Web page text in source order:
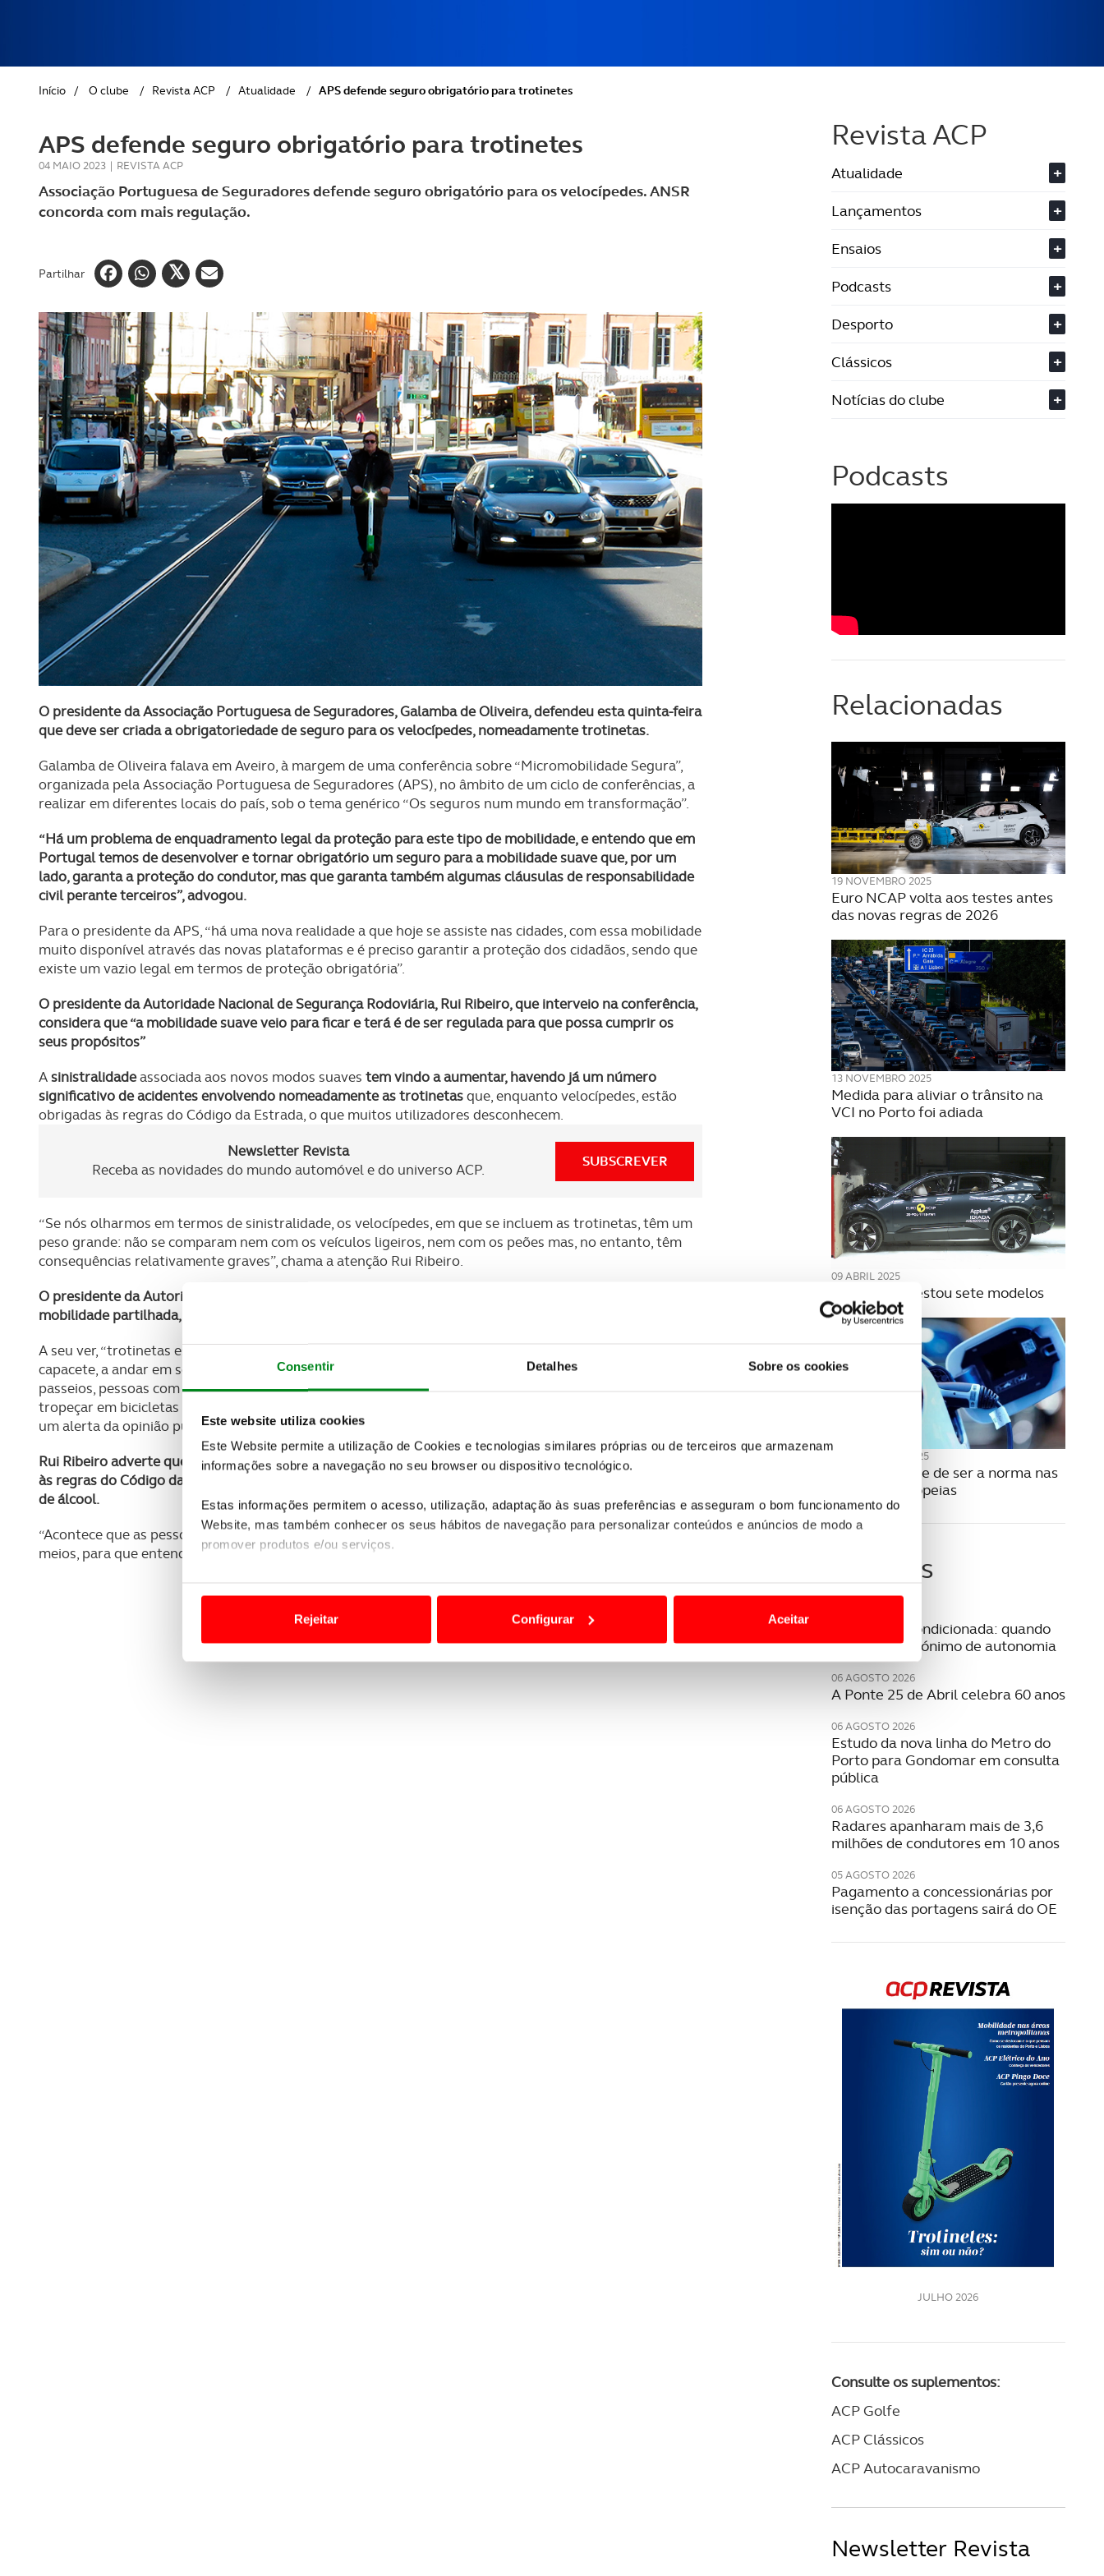
Consentir Detalhes Sobre os cookies
Este website utiliza cookies
Este Website permite a utilização de Cookies e tecnologias similares próprias ou de terceiros que armazenam
informações sobre a navegação no seu browser ou dispositivo tecnológico.
Estas informações permitem o acesso, utilização, adaptação às suas preferências e asseguram o bom funcionamento do
Website, mas também conhecer os seus hábitos de navegação para personalizar conteúdos e anúncios de modo a
promover produtos e/ou serviços.
Usamos cookies para melhorar a sua experiência digital, personalizar conteúdos e anúncios, para lhe proporcionar
funcionalidades de redes sociais, bem como para analisar dados de navegação no nosso website.
Adicionalmente partilhamos informação, relativa à sua utilização do nosso site de publicidade e de análise, com parceiros
Realçamos que o bloqueio de certo tipo de Cookies e tecnologias similares pode ter impacto na sua experiência de
Rejeitar Configurar Aceitar
GOLFE
AUTOCARAVANISMO
Início / O clube / Revista ACP / Atualidade / APS defende seguro obrigatório para trotinetes
APS defende seguro obrigatório para trotinetes
04 MAIO 2023 | REVISTA ACP
Associação Portuguesa de Seguradores defende seguro obrigatório para os velocípedes. ANSR
concorda com mais regulação.
Partilhar
O presidente da Associação Portuguesa de Seguradores, Galamba de Oliveira, defendeu esta quinta-feira
que deve ser criada a obrigatoriedade de seguro para os velocípedes, nomeadamente trotinetas.
Galamba de Oliveira falava em Aveiro, à margem de uma conferência sobre “Micromobilidade Segura”,
organizada pela Associação Portuguesa de Seguradores (APS), no âmbito de um ciclo de conferências, a
realizar em diferentes locais do país, sob o tema genérico “Os seguros num mundo em transformação”.
“Há um problema de enquadramento legal da proteção para este tipo de mobilidade, e entendo que em
Portugal temos de desenvolver e tornar obrigatório um seguro para a mobilidade suave que, por um
lado, garanta a proteção do condutor, mas que garanta também algumas cláusulas de responsabilidade
civil perante terceiros”, advogou.
Para o presidente da APS, “há uma nova realidade a que hoje se assiste nas cidades, com essa mobilidade
muito disponível através das novas plataformas e é preciso garantir a proteção dos cidadãos, sendo que
existe um vazio legal em termos de proteção obrigatória”.
O presidente da Autoridade Nacional de Segurança Rodoviária, Rui Ribeiro, que interveio na conferência,
considera que “a mobilidade suave veio para ficar e terá é de ser regulada para que possa cumprir os
seus propósitos”
Asinistralidadeassociada aos novos modos suaves tem vindo a aumentar, havendo já um número
significativo de acidentes envolvendo nomeadamente as trotinetasque, enquanto velocípedes, estão
obrigadas às regras do Código da Estrada, o que muitos utilizadores desconhecem.
Newsletter Revista
Receba as novidades do mundo automóvel e do universo ACP.
SUBSCREVER
“Se nós olharmos em termos de sinistralidade, os velocípedes, em que se incluem as trotinetas, têm um
peso grande: não se comparam nem com os veículos ligeiros, nem com os peões mas, no entanto, têm
consequências relativamente graves”, chama a atenção Rui Ribeiro.
O presidente da Autoridade Nacional de Segurança Rodoviária diz que o problema se verifica mais na
mobilidade partilhada, ou seja, em que a trotineta não é propriedade de quem a conduz.
A seu ver, “trotinetas espalhadas pelas cidades de Lisboa e do Porto, pessoas a conduzirem sem
capacete, a andar em sentido contrário, a passar com o sinal vermelho ou a andarem por cima dos
passeios, pessoas com mobilidade reduzida ou condicionadas por alguma deficiência a chocar e a
tropeçar em bicicletas e trotinetas estacionadas em cima do passeio” são fatores que estão a suscitar
um alerta da opinião pública.
Rui Ribeiro adverte que os condutores podem perder pontos na sua carta de condução, e estão sujeitos
às regras do Código da Estrada como velocípedes, podendo até cometer crime se conduzirem sob efeito
de álcool.
“Acontece que as pessoas não sabem disto e tem de haver uma campanha de sensibilização por todos os
meios, para que entendam que têm de cumprir efetivamente o código da estrada”, concluiu.
Revista ACP
Atualidade
+
Lançamentos
+
Ensaios
+
Podcasts
+
Desporto
+
Clássicos
+
Notícias do clube
+
Podcasts
Relacionadas
19 NOVEMBRO 2025
Euro NCAP volta aos testes antes
das novas regras de 2026
13 NOVEMBRO 2025
Medida para aliviar o trânsito na
VCI no Porto foi adiada
09 ABRIL 2025
Euro NCAP testou sete modelos
04 FEVEREIRO 2025
Elétricos longe de ser a norma nas
estradas europeias
Últimas
Mobilidade condicionada: quando
conduzir é sinónimo de autonomia
06 AGOSTO 2026
A Ponte 25 de Abril celebra 60 anos
06 AGOSTO 2026
Estudo da nova linha do Metro do
Porto para Gondomar em consulta
pública
06 AGOSTO 2026
Radares apanharam mais de 3,6
milhões de condutores em 10 anos
05 AGOSTO 2026
Pagamento a concessionárias por
isenção das portagens sairá do OE
JULHO 2026
Consulte os suplementos:
ACP Golfe
ACP Clássicos
ACP Autocaravanismo
Newsletter Revista